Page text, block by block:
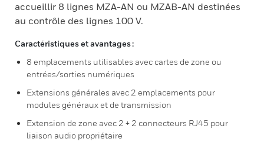
accueillir 8 lignes MZA-AN ou MZAB-AN destinées
au contrôle des lignes 100 V.
Caractéristiques et avantages :
8 emplacements utilisables avec cartes de zone ou
entrées/sorties numériques
Extensions générales avec 2 emplacements pour
modules généraux et de transmission
Extension de zone avec 2 + 2 connecteurs RJ45 pour
liaison audio propriétaire